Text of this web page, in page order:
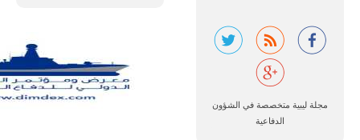
مجلة ليبية متخصصة في الشؤون
الدفاعية
المسيرة
الروسية